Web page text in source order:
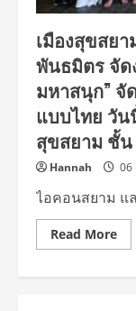
เมืองสุขสย
พันธมิตร จัด
มหาสนุก” จั
แบบไทย วัน
สุขสยาม ชั้น
Hannah 06
ไอคอนสยาม แ
Read More